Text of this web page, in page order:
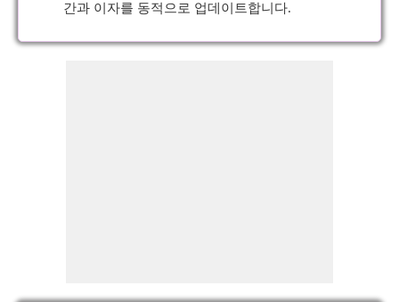
간과 이자를 동적으로 업데이트합니다.